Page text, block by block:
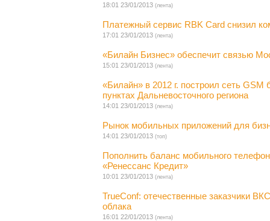
18:01 23/01/2013 (лента)
Платежный сервис RBK Card снизил
17:01 23/01/2013 (лента)
«Билайн Бизнес» обеспечит связью
15:01 23/01/2013 (лента)
«Билайн» в 2012 г. построил сеть
пунктах Дальневосточного региона
14:01 23/01/2013 (лента)
Рынок мобильных приложений для
14:01 23/01/2013 (топ)
Пополнить баланс мобильного
«Ренессанс Кредит»
10:01 23/01/2013 (лента)
TrueConf: отечественные заказчики
облака
16:01 22/01/2013 (лента)